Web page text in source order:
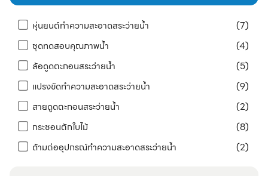
หุ่นยนต์ทำความสะอาดสระว่ายน้ำ
(7)
ชุดทดสอบคุณภาพน้ำ
(4)
ล้อดูดตะกอนสระว่ายน้ำ
(5)
แปรงขัดทำความสะอาดสระว่ายน้ำ
(9)
สายดูดตะกอนสระว่ายน้ำ
(2)
กระชอนตักใบไม้
(8)
ด้ามต่ออุปกรณ์ทำความสะอาดสระว่ายน้ำ
(2)